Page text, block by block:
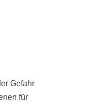
Gefahr
für